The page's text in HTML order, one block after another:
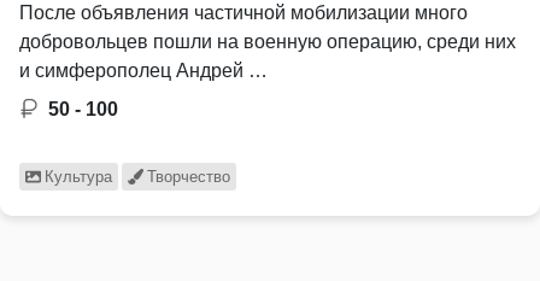
После объявления частичной мобилизации много
добровольцев пошли на военную операцию, среди них
и симферополец Андрей …
50 - 100
Культура Творчество